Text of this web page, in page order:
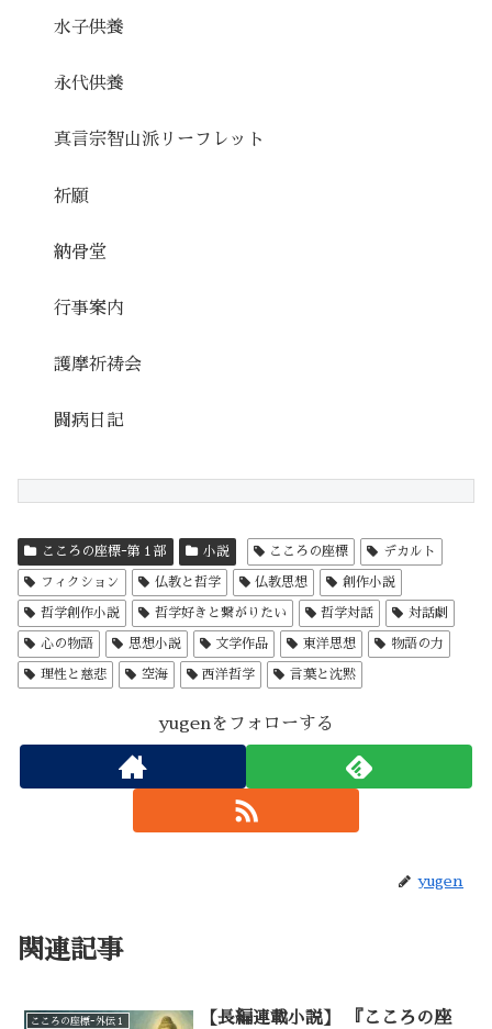
水子供養
永代供養
真言宗智山派リーフレット
祈願
納骨堂
行事案内
護摩祈祷会
闘病日記
こころの座標ｰ第１部 小説 こころの座標 デカルト
フィクション 仏教と哲学 仏教思想 創作小説
哲学創作小説 哲学好きと繋がりたい 哲学対話 対話劇
心の物語 思想小説 文学作品 東洋思想 物語の力
理性と慈悲 空海 西洋哲学 言葉と沈黙
yugenをフォローする
yugen
関連記事
こころの座標ｰ外伝１
【長編連載小説】 『こころの座